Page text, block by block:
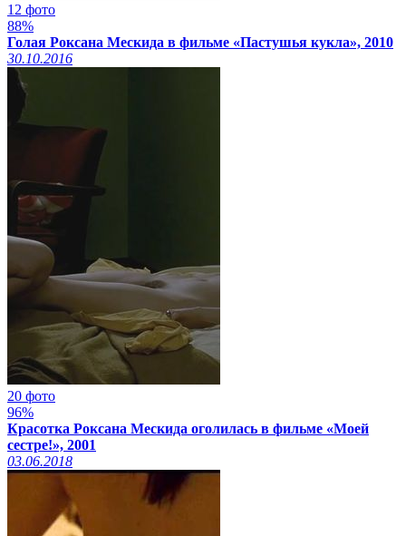
12 фото
88%
Голая Роксана Мескида в фильме «Пастушья кукла», 2010
30.10.2016
20 фото
96%
Красотка Роксана Мескида оголилась в фильме «Моей
сестре!», 2001
03.06.2018